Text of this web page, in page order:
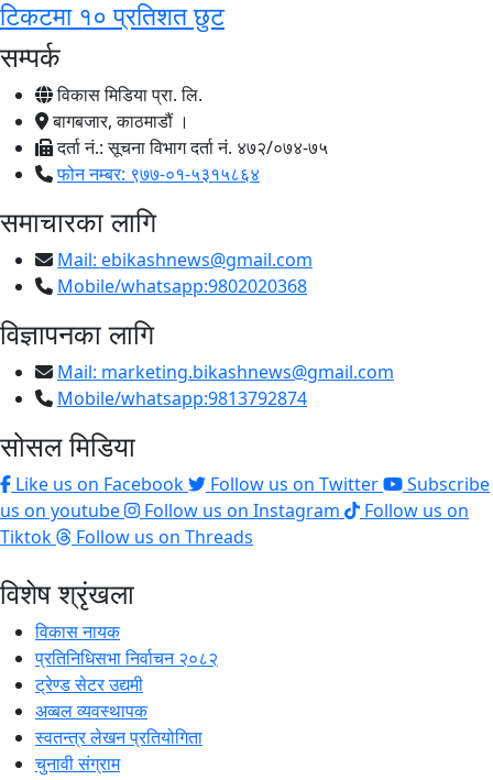
टिकटमा १० प्रतिशत छुट
सम्पर्क
विकास मिडिया प्रा. लि.
बागबजार, काठमाडौं ।
दर्ता नं.: सूचना विभाग दर्ता नं. ४७२/०७४-७५
फोन नम्बर: ९७७-०१-५३१५८६४
समाचारका लागि
Mail: ebikashnews@gmail.com
Mobile/whatsapp:9802020368
विज्ञापनका लागि
Mail: marketing.bikashnews@gmail.com
Mobile/whatsapp:9813792874
सोसल मिडिया
Like us on Facebook Follow us on Twitter
Subscribe
us on youtube
Follow us on Instagram
Follow us on
Tiktok
Follow us on Threads
विशेष श्रृंखला
विकास नायक
प्रतिनिधिसभा निर्वाचन २०८२
ट्रेण्ड सेटर उद्यमी
अव्बल व्यवस्थापक
स्वतन्त्र लेखन प्रतियोगिता
चुनावी संग्राम